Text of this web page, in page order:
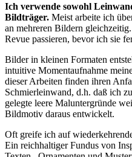
Ich verwende sowohl
Bildträger. Meist arbeite ich
an mehreren Bildern
Revue passieren, bevor ich sie
Bilder in kleinen Formaten
intuitive Momentaufnahme
dieser Arbeiten finden ihren
Schmierleinwand, d.h. daß ich
gelegte leere Maluntergründe
Bildmotiv daraus entwickelt.
Oft greife ich auf
Ein reichhaltiger Fundus von